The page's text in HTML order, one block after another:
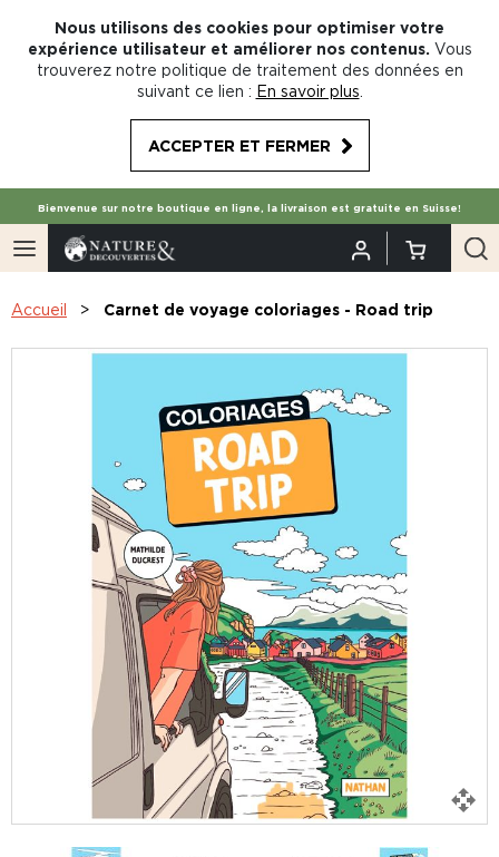
Nous utilisons des cookies pour optimiser votre
expérience utilisateur et améliorer nos contenus. Vous
trouverez notre politique de traitement des données en
suivant ce lien : En savoir plus
ACCEPTER ET FERMER
Bienvenue sur notre boutique en ligne, la livraison est gratuite en Suisse!
Accueil Carnet de voyage coloriages - Road trip